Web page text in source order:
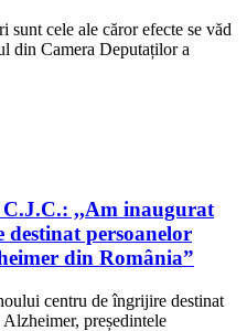
cele ale căror efecte se văd
din Camera Deputaților a
,,Am inaugurat
persoanelor
din România”
centru de îngrijire destinat
președintele